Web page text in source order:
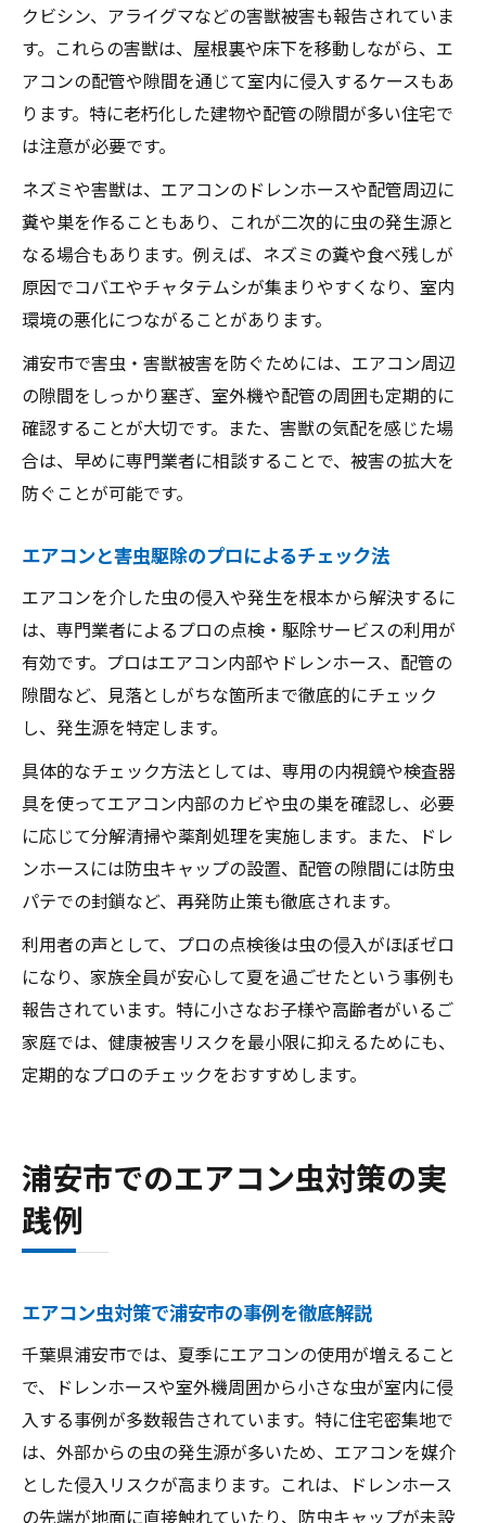
クビシン、アライグマなどの害獣被害も報告されていま
す。これらの害獣は、屋根裏や床下を移動しながら、エ
アコンの配管や隙間を通じて室内に侵入するケースもあ
ります。特に老朽化した建物や配管の隙間が多い住宅で
は注意が必要です。
ネズミや害獣は、エアコンのドレンホースや配管周辺に
糞や巣を作ることもあり、これが二次的に虫の発生源と
なる場合もあります。例えば、ネズミの糞や食べ残しが
原因でコバエやチャタテムシが集まりやすくなり、室内
環境の悪化につながることがあります。
浦安市で害虫・害獣被害を防ぐためには、エアコン周辺
の隙間をしっかり塞ぎ、室外機や配管の周囲も定期的に
確認することが大切です。また、害獣の気配を感じた場
合は、早めに専門業者に相談することで、被害の拡大を
防ぐことが可能です。
エアコンと害虫駆除のプロによるチェック法
エアコンを介した虫の侵入や発生を根本から解決するに
は、専門業者によるプロの点検・駆除サービスの利用が
有効です。プロはエアコン内部やドレンホース、配管の
隙間など、見落としがちな箇所まで徹底的にチェック
し、発生源を特定します。
具体的なチェック方法としては、専用の内視鏡や検査器
具を使ってエアコン内部のカビや虫の巣を確認し、必要
に応じて分解清掃や薬剤処理を実施します。また、ドレ
ンホースには防虫キャップの設置、配管の隙間には防虫
パテでの封鎖など、再発防止策も徹底されます。
利用者の声として、プロの点検後は虫の侵入がほぼゼロ
になり、家族全員が安心して夏を過ごせたという事例も
報告されています。特に小さなお子様や高齢者がいるご
家庭では、健康被害リスクを最小限に抑えるためにも、
定期的なプロのチェックをおすすめします。
浦安市でのエアコン虫対策の実
践例
エアコン虫対策で浦安市の事例を徹底解説
千葉県浦安市では、夏季にエアコンの使用が増えること
で、ドレンホースや室外機周囲から小さな虫が室内に侵
入する事例が多数報告されています。特に住宅密集地で
は、外部からの虫の発生源が多いため、エアコンを媒介
とした侵入リスクが高まります。これは、ドレンホース
の先端が地面に直接触れていたり、防虫キャップが未設